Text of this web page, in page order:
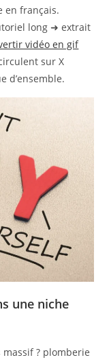
en français.
long ➜ extrait
vidéo en gif
sur X
d’ensemble.
une niche
? plomberie